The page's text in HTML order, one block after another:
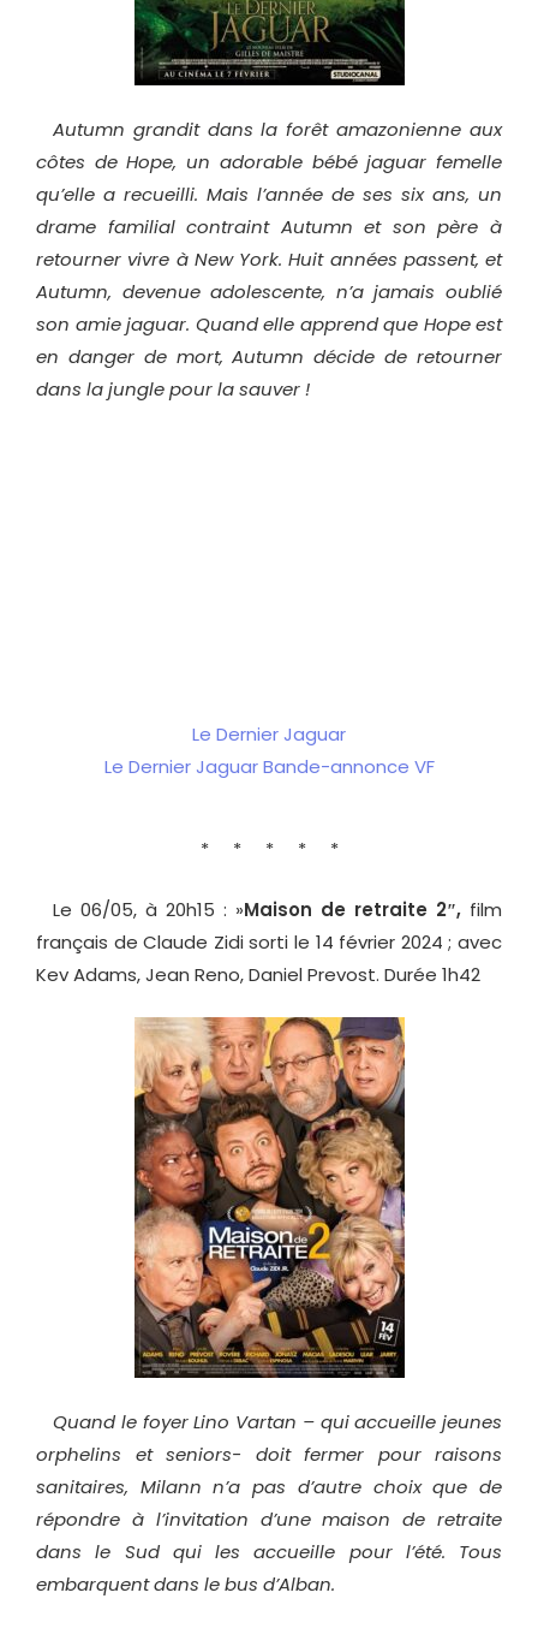
Autumn grandit dans la forêt amazonienne aux
côtes de Hope, un adorable bébé jaguar femelle
qu’elle a recueilli. Mais l’année de ses six ans, un
drame familial contraint Autumn et son père à
retourner vivre à New York. Huit années passent, et
Autumn, devenue adolescente, n’a jamais oublié
son amie jaguar. Quand elle apprend que Hope est
en danger de mort, Autumn décide de retourner
dans la jungle pour la sauver !
Le Dernier Jaguar
Le Dernier Jaguar Bande-annonce VF
* * * * *
Le 06/05, à 20h15 : »Maison de retraite 2″, film
français de Claude Zidi sorti le 14 février 2024 ; avec
Kev Adams, Jean Reno, Daniel Prevost. Durée 1h42
Quand le foyer Lino Vartan – qui accueille jeunes
orphelins et seniors- doit fermer pour raisons
sanitaires, Milann n’a pas d’autre choix que de
répondre à l’invitation d’une maison de retraite
dans le Sud qui les accueille pour l’été. Tous
embarquent dans le bus d’Alban.